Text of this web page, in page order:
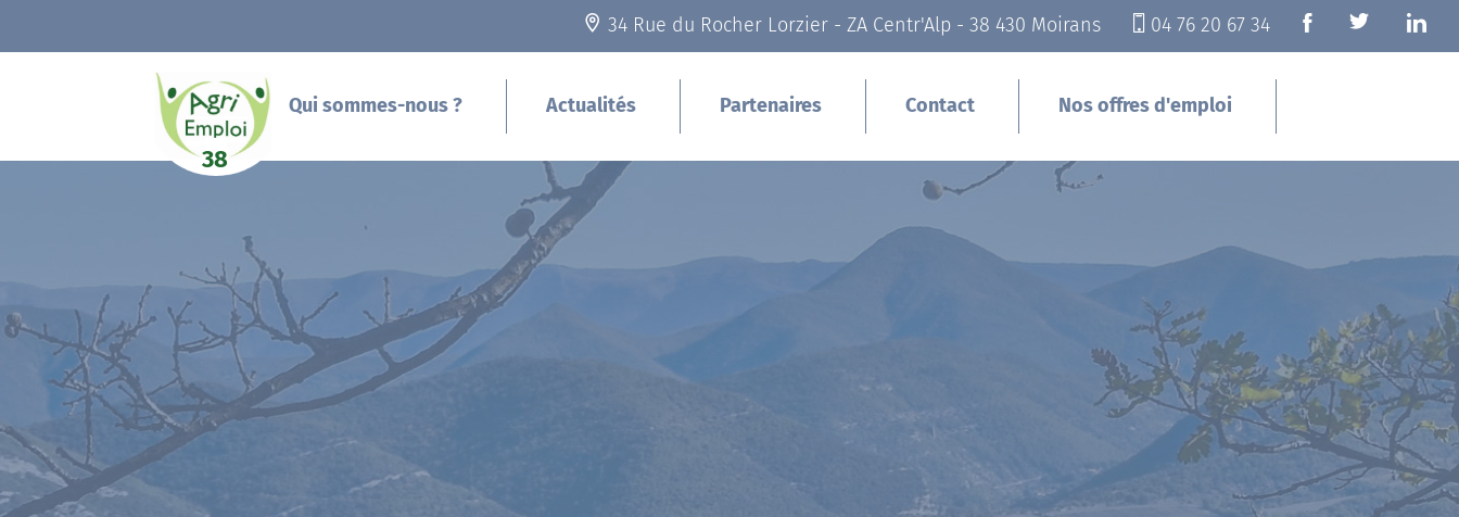
34 Rue du Rocher Lorzier - ZA Centr'Alp - 38 430 Moirans 04 76 20 67 34
Qui sommes-nous ? Actualités Partenaires Contact Nos offres d'emploi